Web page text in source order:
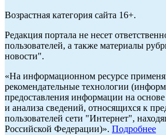
Возрастная категория сайта 16+.
Редакция портала не несет
пользователей, а также материалы
новости".
«На информационном ресурсе
рекомендательные технологии
предоставления информации на основе
и анализа сведений, относящихся к
пользователей сети "Интернет",
Российской Федерации)». Подробнее